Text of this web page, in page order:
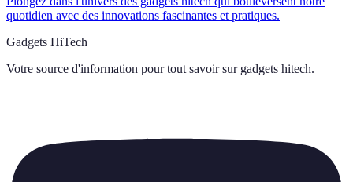
quotidien avec des innovations fascinantes et pratiques.
Gadgets HiTech
Votre source d'information pour tout savoir sur gadgets hitech.